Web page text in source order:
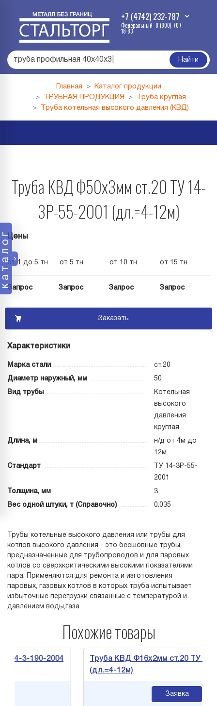
+7 (4742) 232-787
Федеральный: 8 (800) 707-
18-83
труба профильная 40х40х3 Найти
каталог
Главная
Каталог продукции
ТРУБНАЯ ПРОДУКЦИЯ
Труба круглая
Труба котельная высокого давления (КВД)
Труба КВД Ф50х3мм ст.20 ТУ 14-
3Р-55-2001 (дл.=4-12м)
Цены
от 1 до 5 тн от 5 тн от 10 тн от 15 тн
Запрос Запрос Запрос Запрос
Заказать
Характеристики
Марка стали ст.20
Диаметр наружный, мм 50
Вид трубы
Котельная
высокого
давления
круглая
Длина, м
н/д от 4м до
12м.
Стандарт
ТУ 14-3Р-55-
2001
Толщина, мм 3
Вес одной штуки, т (Справочно) 0.035
Трубы котельные высокого давления или трубы для
котлов высокого давления - это бесшовные трубы,
предназначенные для трубопроводов и для паровых
котлов со сверхкритическими высокими показателями
пара. Применяются для ремонта и изготовления
паровых, газовых котлов в которых труба испытывает
избыточные перегрузки связанные с температурой и
давлением воды,газа.
Похожие товары
3-190-2004
Труба КВД Ф16х2мм ст.20 ТУ 14-3-
(дл.=4-12м)
Заявка